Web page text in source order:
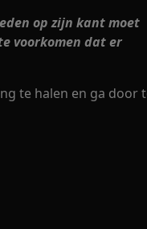
op zijn kant moet
voorkomen dat er
te halen en ga door